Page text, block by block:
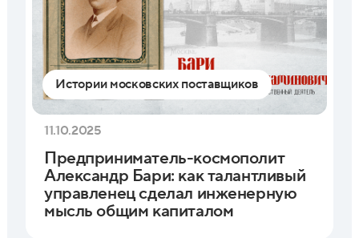
Истории московских поставщиков
11.10.2025
Предприниматель-космополит
Александр Бари: как талантливый
управленец сделал инженерную
мысль общим капиталом